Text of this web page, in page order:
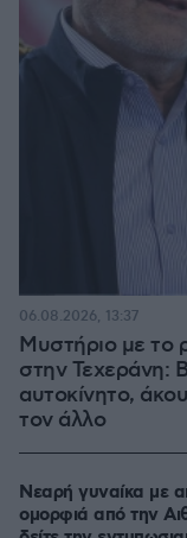
Μυστήριο με το
στην Τεχεράνη:
αυτοκίνητο,
τον άλλο
06.08.2026, 13:37
Νεαρή γυναίκα με
ομορφιά από την